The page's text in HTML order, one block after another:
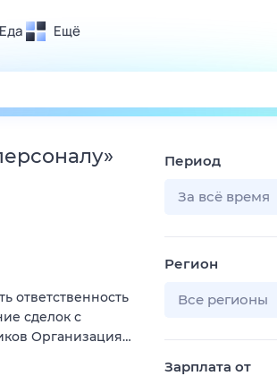
Еда Ещё
Поиск
ТВ-программа
»
ответственность
сделок с
Организация…
Период
За всё время
Регион
Все регионы
Зарплата от